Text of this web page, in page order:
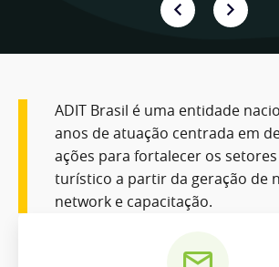
ADIT Brasil é uma entidade
anos de atuação centrada em
ações para fortalecer os
turístico a partir da geração de
network e capacitação.